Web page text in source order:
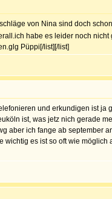
von Nina sind doch
habe es leider noch
Püppi[/list][/list]
und erkundigen ist
ist, was jetz nich gerade
aber ich fange ab
es ist so oft wie